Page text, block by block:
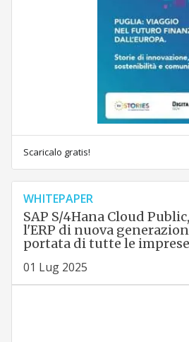
Scaricalo gratis!
WHITEPAPER
SAP S/4Hana Cloud
l'ERP di nuova
portata di tutte le imprese
01 Lug 2025